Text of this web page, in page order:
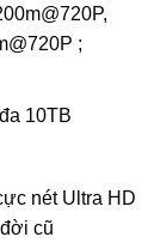
;
10TB
nét Ultra HD
cũ